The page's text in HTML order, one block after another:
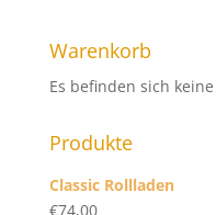
Warenkorb
Es befinden sich
Produkte
Classic Rollladen
€74,00